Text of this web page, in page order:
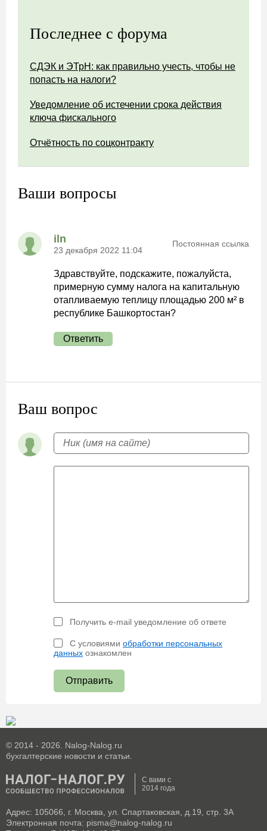
Последнее с форума
СДЭК и ЭТрН: как правильно учесть, чтобы не
попасть на налоги?
Уведомление об истечении срока действия
ключа фискального
Отчётность по соцконтракту
Ваши вопросы
iln
23 декабря 2022 11:04
Постоянная ссылка
Здравствуйте, подскажите, пожалуйста,
примерную сумму налога на капитальную
отапливаемую теплицу площадью 200 м² в
республике Башкортостан?
Ответить
Ваш вопрос
Получить e-mail уведомление об ответе
С условиями обработки персональных
данных ознакомлен
Отправить
© 2014 - 2026. Nalog-Nalog.ru
бухгалтерские новости и статьи.
С вами с
2014 года
Адрес: 105066, г. Москва, ул. Спартаковская, д.19, стр. 3А
Электронная почта: pisma@nalog-nalog.ru